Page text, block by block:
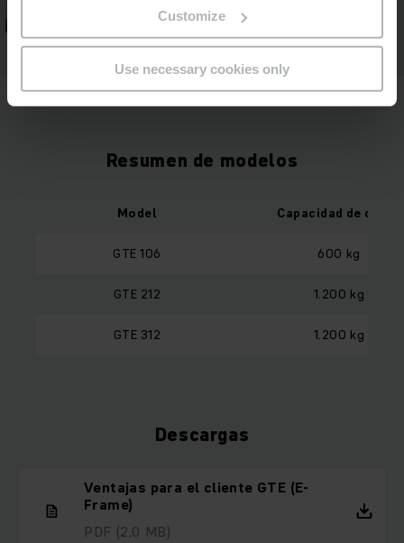
Customize
Use necessary cookies only
Resumen de modelos
Model Capacidad de carga
GTE 106 600 kg
GTE 212 1.200 kg
GTE 312 1.200 kg
Descargas
Ventajas para el cliente GTE (E-
Frame)
PDF (2,0 MB)